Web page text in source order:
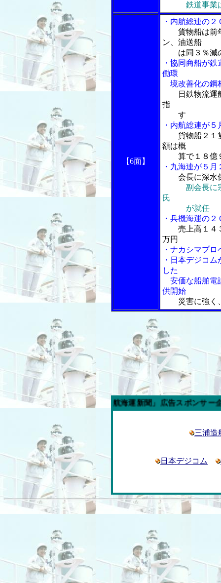
鉄道事業
【6面】
・内航総連の
貨物船は前
ン、油送船
は同３％減の
・協同商船が
働環
境改善化の鋼
日鉄物流運
指
す
・内航総連が
貨物船２１
額は概
算で１８億９
・九海連が５
会長に深水
副会長に
氏
が就任
・兵機海運の
売上高１４
万円
・ナカシマプ
・日本デジコ
した
安価な船舶電
供開始
災害に強く
今週の「内航海運新聞」広告スポンサー企業
三浦造
日本デジコム